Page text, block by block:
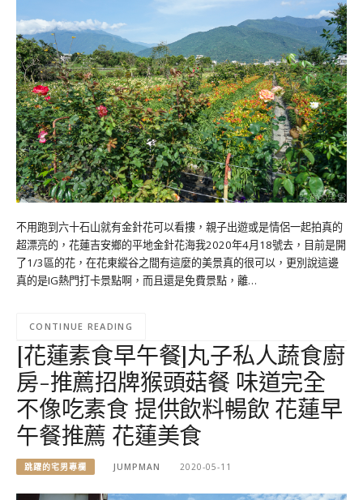
不用跑到六十石山就有金針花可以看摟，親子出遊或是情侶一起拍真的
超漂亮的，花蓮吉安鄉的平地金針花海我2020年4月18號去，目前是開
了1/3區的花，在花東縱谷之間有這麼的美景真的很可以，更別說這邊
真的是IG熱門打卡景點啊，而且還是免費景點，離…
CONTINUE READING
[花蓮素食早午餐]丸子私人蔬食廚
房-推薦招牌猴頭菇餐 味道完全
不像吃素食 提供飲料暢飲 花蓮早
午餐推薦 花蓮美食
跳躍的宅男專欄 JUMPMAN 2020-05-11